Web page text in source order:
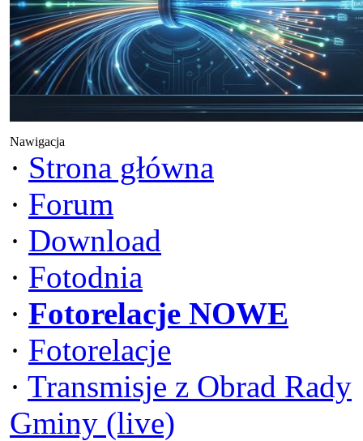
Nawigacja
· Strona główna
· Forum
· Download
· Fotodnia
· Fotorelacje NOWE
· Fotorelacje
· Transmisje z Obrad Rady
Gminy (live)